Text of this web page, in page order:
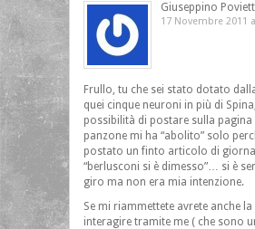
Giuseppino
17 Novembre 2011
Frullo, tu che sei stato dotato
quei cinque neuroni in più di
possibilità di postare sulla pagina
panzone mi ha “abolito” solo
postato un finto articolo di
“berlusconi si è dimesso”… si è
giro ma non era mia intenzione.
Se mi riammettete avrete anche
interagire tramite me ( che sono